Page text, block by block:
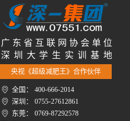
广 东 省 互 联 网 协 会 单 位
深 圳 大 学 生 实 训 基 地
央视《超级减肥王》合作伙伴
全国： 400-666-2014
深圳： 0755-27612861
东莞： 0769-87292578